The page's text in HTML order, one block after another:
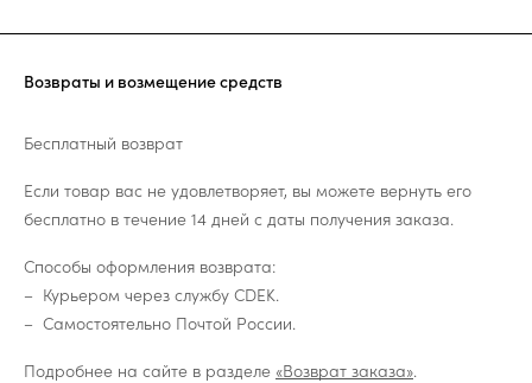
Возвраты и возмещение средств
Бесплатный возврат
Если товар вас не удовлетворяет, вы можете вернуть его
бесплатно в течение 14 дней с даты получения заказа.
Способы оформления возврата:
Курьером через службу CDEK.
Самостоятельно Почтой России.
Подробнее на сайте в разделе «Возврат заказа».